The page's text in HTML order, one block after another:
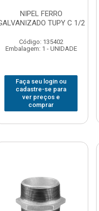
NIPEL FERRO
TUPY C 1/2
Código: 135402
Embalagem: 1 - UNIDADE
Faça seu login ou
cadastre-se para
ver preços e
comprar